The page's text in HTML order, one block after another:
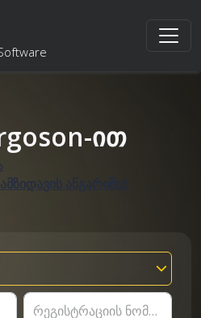
ით
ანგარიშის
რეგისტრაციის ნომერი